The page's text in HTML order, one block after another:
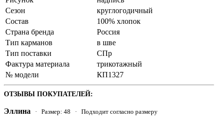
Сезон
круглогодичный
Состав
100% хлопок
Страна бренда
Россия
Тип карманов
в шве
Тип поставки
СПр
Фактура материала
трикотажный
№ модели
КП1327
ОТЗЫВЫ ПОКУПАТЕЛЕЙ:
Эллина · Размер: 48 · Подходит согласно размеру